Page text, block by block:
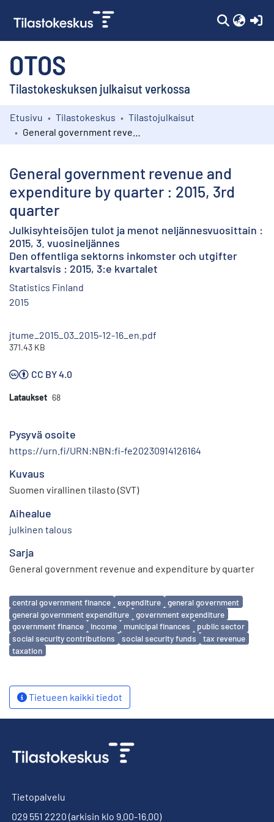
OTOS
Tilastokeskuksen julkaisut verkossa
Kokoelmat
Etusivu Tilastokeskus
Tilastojulkaisut
General government revenue and
expenditure by quarter : 2015, 3rd
quarter
Julkisyhteisöjen tulot ja menot neljännesvuosittain :
2015, 3. vuosineljännes
Den offentliga sektorns inkomster och utgifter
kvartalsvis : 2015, 3:e kvartalet
Statistics Finland
2015
jtume_2015_03_2015-12-16_en.pdf
371.43 KB
CC BY 4.0
Lataukset 68
Pysyvä osoite
https://urn.fi/URN:NBN:fi-fe20230914126164
Kuvaus
Suomen virallinen tilasto (SVT)
Aihealue
julkinen talous
Sarja
General government revenue and expenditure by quarter
Avainsanat
central government finance expenditure
general government
general government expenditure
government expenditure
government finance
income municipal finances
public sector
social security contributions
social security funds
tax revenue
taxation
Tietueen kaikki tiedot
Tietopalvelu
029 551 2220 (arkisin klo 9.00-16.00)